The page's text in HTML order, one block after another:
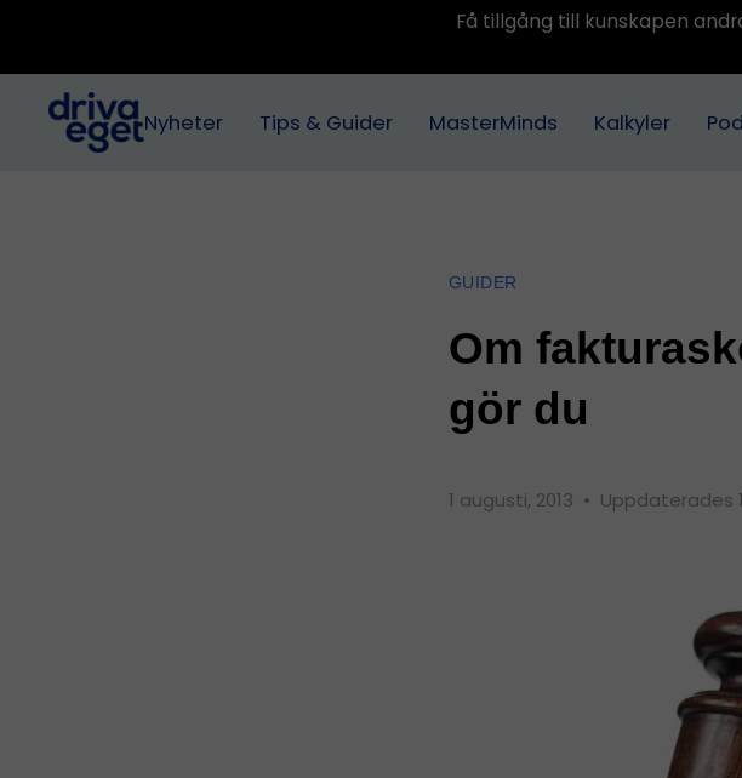
Få tillgång till kunskapen
Nyheter Tips & Guider MasterMinds Kalkyler
GUIDER
Om
gör du
1 augusti, 2013 • Uppdaterades